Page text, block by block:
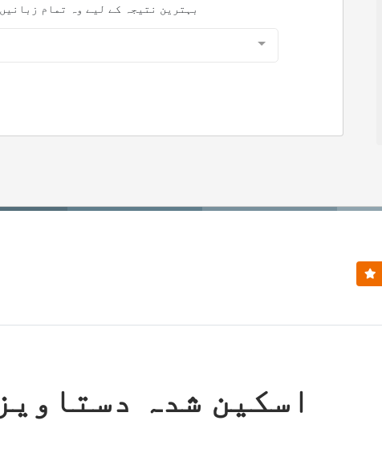
بہترین نتیجہ کے لیے وہ تمام
اسکین شدہ